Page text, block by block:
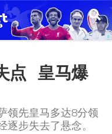
点   皇马爆
领先皇马多达8分领
步失去了悬念。